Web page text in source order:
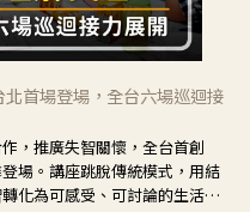
首場登場，全台六場巡迴接
，推廣失智關懷，全台首創
場。講座跳脫傳統模式，用結
化為可感受、可討論的生活情